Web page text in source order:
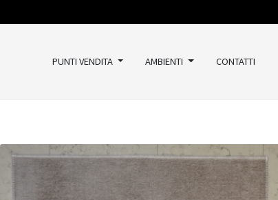
PUNTI VENDITA AMBIENTI CONTATTI
TAPPETI
Classici